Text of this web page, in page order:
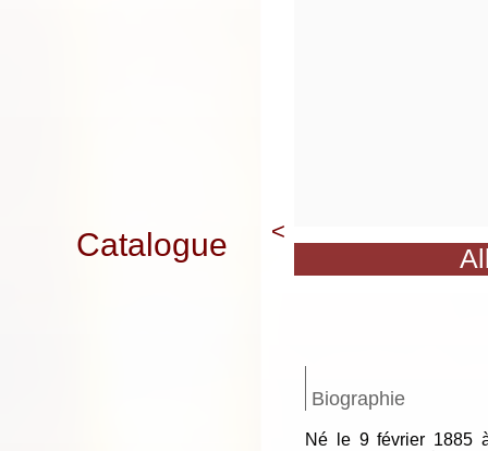
Catalogue <
Biographie
Né le 9 février 1885